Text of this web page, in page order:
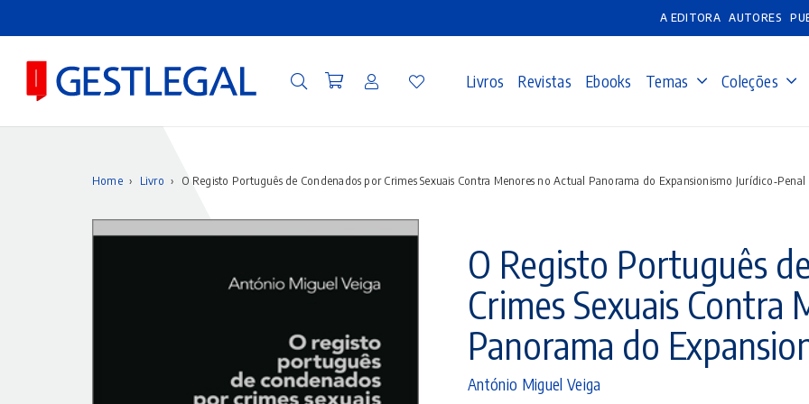
A EDITORA AUTORES
Livros Revistas Ebooks Temas Coleções
Home › Livro › O Registo Português de Condenados por Crimes Sexuais Contra Menores no Actual Panorama do Expansionismo Jurídico‑Penal
O Registo Português
Crimes Sexuais Contra
Panorama do
António Miguel Veiga